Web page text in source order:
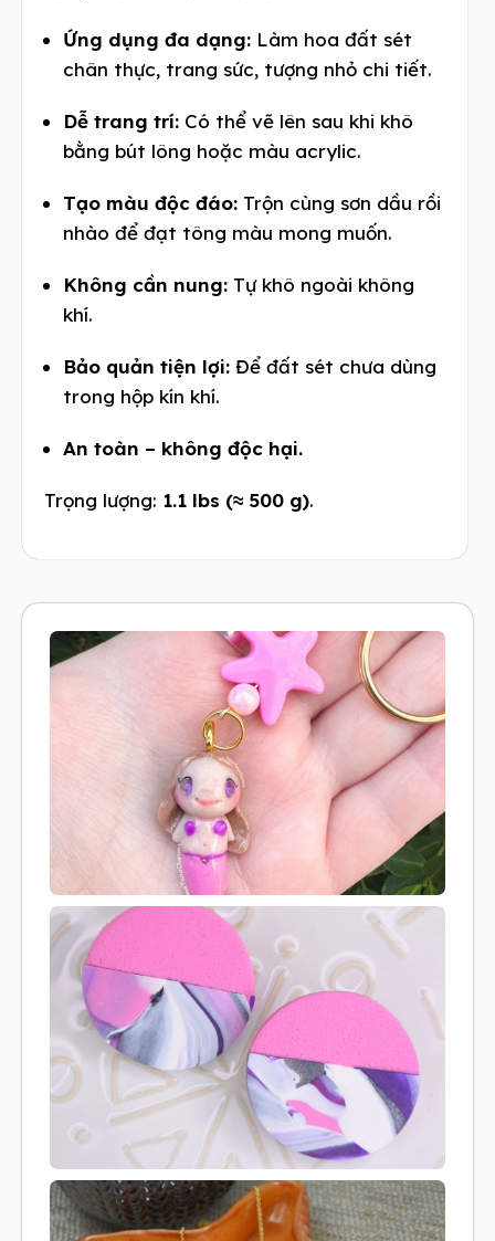
Ứng dụng đa dạng: Làm hoa đất sét
chân thực, trang sức, tượng nhỏ chi tiết.
Dễ trang trí: Có thể vẽ lên sau khi khô
bằng bút lông hoặc màu acrylic.
Tạo màu độc đáo: Trộn cùng sơn dầu rồi
nhào để đạt tông màu mong muốn.
Không cần nung: Tự khô ngoài không
khí.
Bảo quản tiện lợi: Để đất sét chưa dùng
trong hộp kín khí.
An toàn – không độc hại.
Trọng lượng: 1.1 lbs (≈ 500 g).